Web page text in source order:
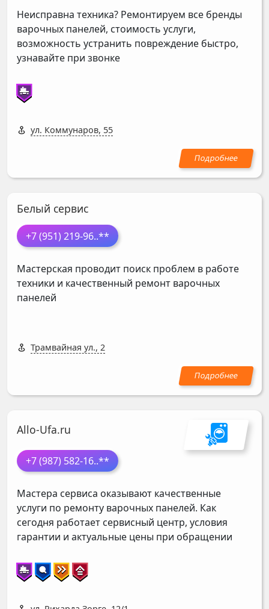
Неисправна техника? Ремонтируем все бренды
варочных панелей, стоимость услуги,
возможность устранить повреждение быстро,
узнавайте при звонке
ул. Коммунаров, 55
Белый сервис
+7 (951) 219-96..**
Мастерская проводит поиск проблем в работе
техники и качественный ремонт варочных
панелей
Трамвайная ул., 2
Allo-Ufa.ru
+7 (987) 582-16..**
Мастера сервиса оказывают качественные
услуги по ремонту варочных панелей. Как
сегодня работает сервисный центр, условия
гарантии и актуальные цены при обращении